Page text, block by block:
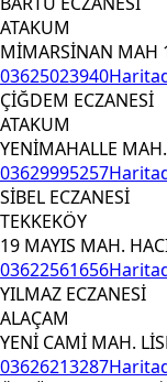
ATAKUM
MİMARSİNAN MAH
03625023940
ÇİĞDEM ECZANESİ
ATAKUM
YENİMAHALLE
03629995257
SİBEL ECZANESİ
TEKKEKÖY
19 MAYIS MAH.
03622561656
YILMAZ ECZANESİ
ALAÇAM
YENİ CAMİ MAH.
03626213287